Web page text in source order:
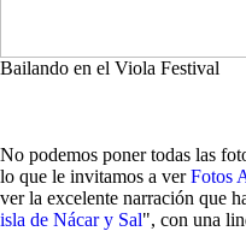
Bailando en el Viola Festival
No podemos poner todas las
lo que le invitamos a verFotos
ver la excelente narración que
isla de Nácar y Sal", con una